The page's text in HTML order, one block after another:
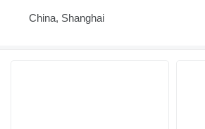
China, Shanghai